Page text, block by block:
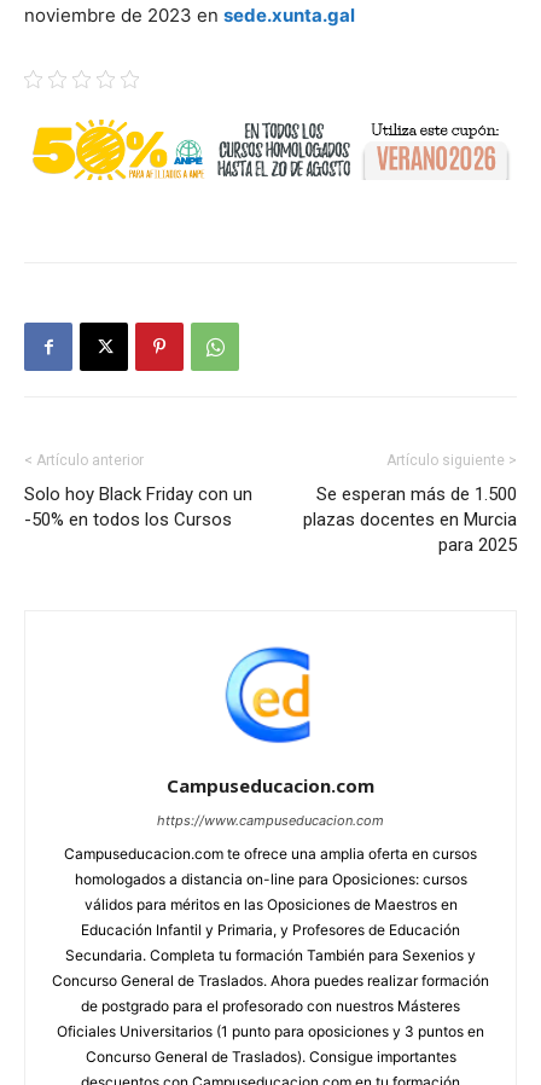
noviembre de 2023 en sede.xunta.gal
< Artículo anterior
Solo hoy Black Friday con un
-50% en todos los Cursos
Artículo siguiente >
Se esperan más de 1.500
plazas docentes en Murcia
para 2025
Campuseducacion.com
https://www.campuseducacion.com
Campuseducacion.com te ofrece una amplia oferta en cursos
homologados a distancia on-line para Oposiciones: cursos
válidos para méritos en las Oposiciones de Maestros en
Educación Infantil y Primaria, y Profesores de Educación
Secundaria. Completa tu formación También para Sexenios y
Concurso General de Traslados. Ahora puedes realizar formación
de postgrado para el profesorado con nuestros Másteres
Oficiales Universitarios (1 punto para oposiciones y 3 puntos en
Concurso General de Traslados). Consigue importantes